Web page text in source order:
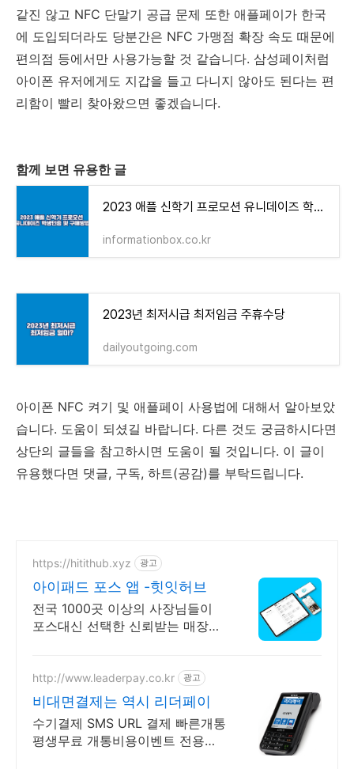
같진 않고 NFC 단말기 공급 문제 또한 애플페이가 한국
에 도입되더라도 당분간은 NFC 가맹점 확장 속도 때문에
편의점 등에서만 사용가능할 것 같습니다. 삼성페이처럼
아이폰 유저에게도 지갑을 들고 다니지 않아도 된다는 편
리함이 빨리 찾아왔으면 좋겠습니다.
함께 보면 유용한 글
2023 애플 신학기 프로모션 유니데이즈 학생인증 및 구매방법 - 인포메이션 박스
informationbox.co.kr
2023년 최저시급 최저임금 주휴수당
dailyoutgoing.com
아이폰 NFC 켜기 및 애플페이 사용법에 대해서 알아보았
습니다. 도움이 되셨길 바랍니다. 다른 것도 궁금하시다면
상단의 글들을 참고하시면 도움이 될 것입니다. 이 글이
유용했다면 댓글, 구독, 하트(공감)를 부탁드립니다.
https://hitithub.xyz 광고
아이패드 포스 앱 -힛잇허브
전국 1000곳 이상의 사장님들이
포스대신 선택한 신뢰받는 매장관
http://www.leaderpay.co.kr 광고
비대면결제는 역시 리더페이
수기결제 SMS URL 결제 빠른개통
평생무료 개통비용이벤트 전용어